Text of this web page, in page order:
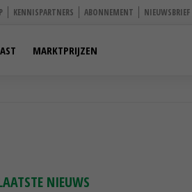
KENNISPARTNERS ABONNEMENT NIEUWSBRIEF
MARKTPRIJZEN
NIEUWS